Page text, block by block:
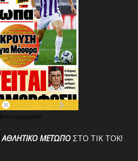
των εφημερίδων
ΑΘΛΗΤΙΚΟΜΕΤΩΠΟ ΣΤΟ ΤΙΚ ΤΟΚ!